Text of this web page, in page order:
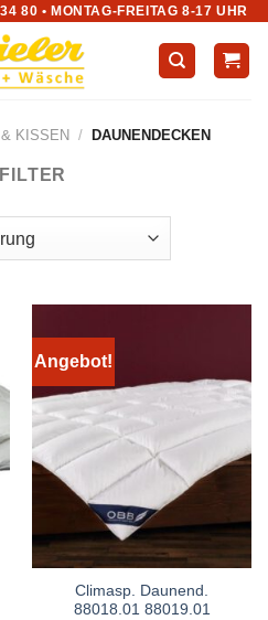
80 • MONTAG-FREITAG 8-17 UHR
KISSEN / DAUNENDECKEN
FILTER
Angebot!
Climasp. Daunend.
88018.01 88019.01